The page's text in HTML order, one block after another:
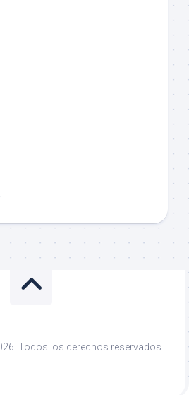
Todos los derechos reservados.